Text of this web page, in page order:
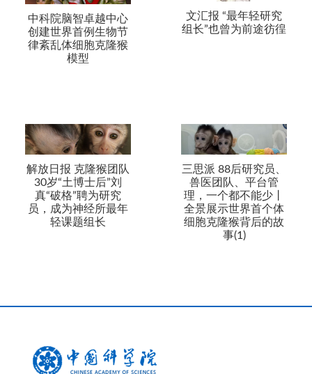
中科院脑智卓越中心
创建世界首例生物节
律紊乱体细胞克隆猴
模型
文汇报 “最年轻研究
组长”也曾为前途彷徨
解放日报 克隆猴团队
30岁“土博士后”刘
真“破格”聘为研究
员，成为神经所最年
轻课题组长
三思派 88后研究员、
兽医团队、平台管
理，一个都不能少丨
全景展示世界首个体
细胞克隆猴背后的故
事(1)